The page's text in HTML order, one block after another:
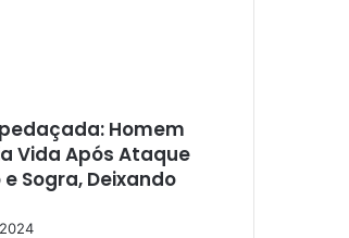
Homem
Vida Após Ataque
Sogra, Deixando